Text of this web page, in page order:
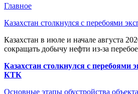
Главное
Казахстан столкнулся с перебоями
Казахстан в июле и начале августа
сокращать добычу нефти из-за
Казахстан столкнулся с перебоями
КТК
Основные этапы обустройства